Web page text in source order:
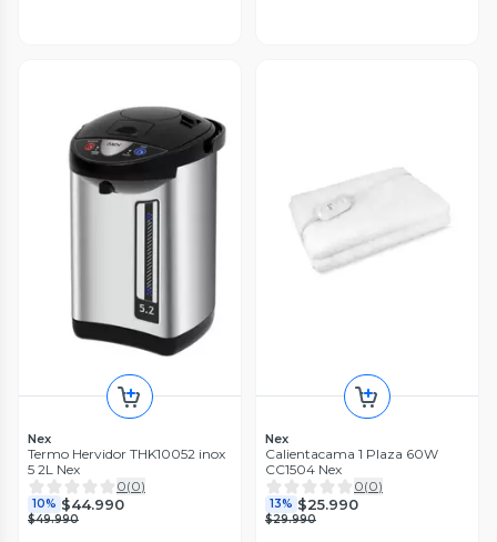
Nex
Termo Hervidor THK10052 inox
5 2L Nex
0(0)
10% $44.990
$49.990
Nex
Calientacama 1 Plaza 60W
CC1504 Nex
0(0)
13% $25.990
$29.990